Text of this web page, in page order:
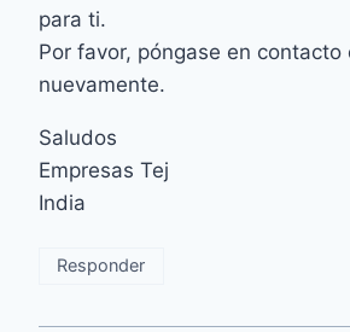
para ti.
Por favor, póngase en contacto
nuevamente.
Saludos
Empresas Tej
India
Responder